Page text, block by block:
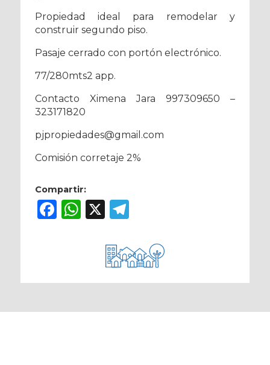
Propiedad ideal para remodelar y
construir segundo piso.
Pasaje cerrado con portón electrónico.
77/280mts2 app.
Contacto Ximena Jara 997309650 –
323171820
pjpropiedades@gmail.com
Comisión corretaje 2%
Compartir:
Facebook
WhatsApp
X Telegram